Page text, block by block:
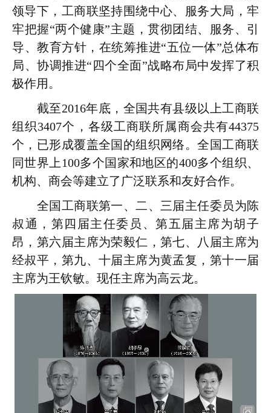
领导下，工商联坚持围绕中心、服务大局，牢
牢把握“两个健康”主题，贯彻团结、服务、引
导、教育方针，在统筹推进“五位一体”总体布
局、协调推进“四个全面”战略布局中发挥了积
极作用。
截至2016年底，全国共有县级以上工商联
组织3407个，各级工商联所属商会共有44375
个，已形成覆盖全国的组织网络。全国工商联
同世界上100多个国家和地区的400多个组织、
机构、商会等建立了广泛联系和友好合作。
全国工商联第一、二、三届主任委员为陈
叔通，第四届主任委员、第五届主席为胡子
昂，第六届主席为荣毅仁，第七、八届主席为
经叔平，第九、十届主席为黄孟复，第十一届
主席为王钦敏。现任主席为高云龙。